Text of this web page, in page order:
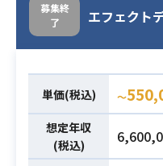
必須スキル
経験
募集終
了
エフェクト
単価(税込) 〜
想定年収
(税込)